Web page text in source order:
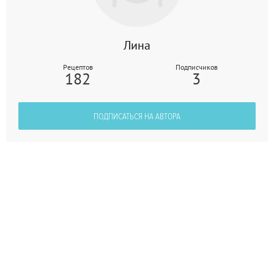
Лина
Рецептов
182
Подписчиков
3
ПОДПИСАТЬСЯ НА АВТОРА